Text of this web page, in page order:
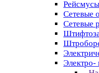
Рейсмусы
Сетевые
Сетевые